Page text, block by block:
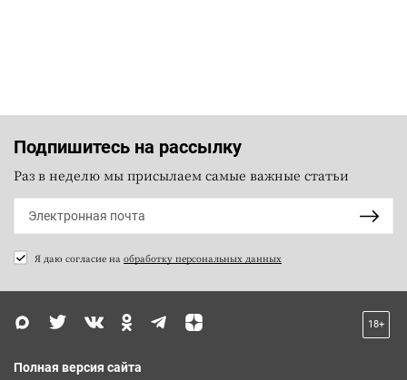
Подпишитесь на рассылку
Раз в неделю мы присылаем самые важные статьи
Я даю согласие на обработку персональных данных
18+
Полная версия сайта